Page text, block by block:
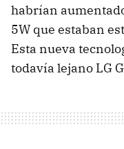
habrían
5W que estaban
Esta nueva
todavía lejano LG